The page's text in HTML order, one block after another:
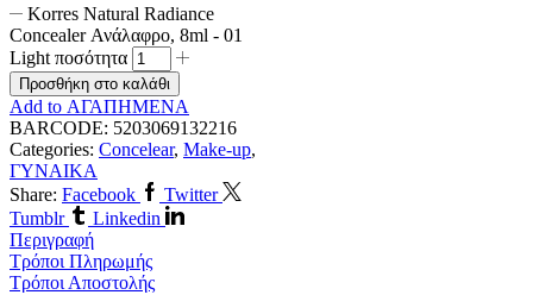
Korres Natural Radiance
Concealer Ανάλαφρο, 8ml - 01
Light ποσότητα
Προσθήκη στο καλάθι
Add to ΑΓΑΠΗΜΕΝΑ
BARCODE: 5203069132216
Categories: Concelear, Make-up,
ΓΥΝΑΙΚΑ
Share: Facebook
Twitter
Tumblr
Linkedin
Περιγραφή
Τρόποι Πληρωμής
Τρόποι Αποστολής